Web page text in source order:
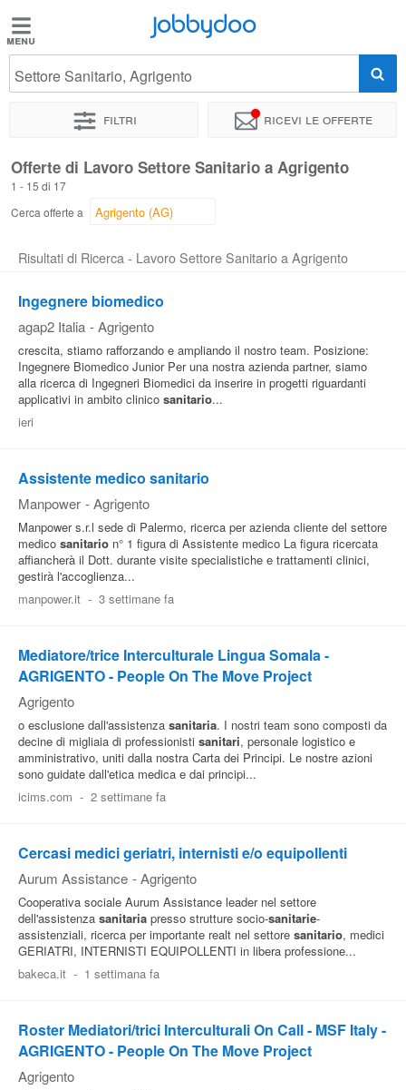
Jobbydoo
Offerte
Stipendi
Elenco
Blog
Area
Aziende
Jobbydoo
Settore Sanitario, Agrigento
Filtri Ricevi le offerte
Offerte di Lavoro Settore Sanitario a Agrigento
1 - 15 di 17
Cerca offerte a
Risultati di Ricerca - Lavoro Settore Sanitario a Agrigento
Ingegnere biomedico
agap2 Italia - Agrigento
crescita, stiamo rafforzando e ampliando il nostro team. Posizione:
Ingegnere Biomedico Junior Per una nostra azienda partner, siamo
alla ricerca di Ingegneri Biomedici da inserire in progetti riguardanti
applicativi in ambito clinico sanitario...
ieri
Assistente medico sanitario
Manpower - Agrigento
Manpower s.r.l sede di Palermo, ricerca per azienda cliente del settore
medico sanitario n° 1 figura di Assistente medico La figura ricercata
affiancherà il Dott. durante visite specialistiche e trattamenti clinici,
gestirà l'accoglienza...
manpower.it - 3 settimane fa
Mediatore/trice Interculturale Lingua Somala -
AGRIGENTO - People On The Move Project
Agrigento
o esclusione dall'assistenza sanitaria. I nostri team sono composti da
decine di migliaia di professionisti sanitari, personale logistico e
amministrativo, uniti dalla nostra Carta dei Principi. Le nostre azioni
sono guidate dall'etica medica e dai principi...
icims.com - 2 settimane fa
Cercasi medici geriatri, internisti e/o equipollenti
Aurum Assistance - Agrigento
Cooperativa sociale Aurum Assistance leader nel settore
dell'assistenza sanitaria presso strutture socio-sanitarie-
assistenziali, ricerca per importante realt nel settore sanitario, medici
GERIATRI, INTERNISTI EQUIPOLLENTI in libera professione...
bakeca.it - 1 settimana fa
Roster Mediatori/trici Interculturali On Call - MSF Italy -
AGRIGENTO - People On The Move Project
Agrigento